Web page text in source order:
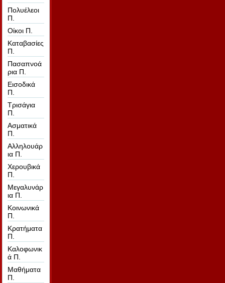
Πολυέλεοι
Π.
Οίκοι Π.
Καταβασίες
Π.
Πασαπνοά
ρια Π.
Εισοδικά
Π.
Τρισάγια
Π.
Ασματικά
Π.
Αλληλουάρ
ια Π.
Χερουβικά
Π.
Μεγαλυνάρ
ια Π.
Κοινωνικά
Π.
Κρατήματα
Π.
Καλοφωνικ
ά Π.
Μαθήματα
Π.